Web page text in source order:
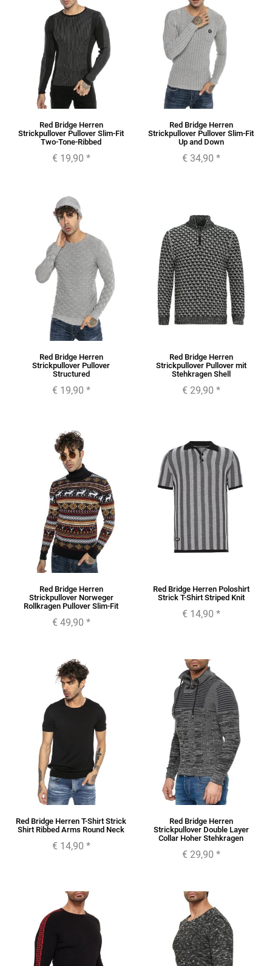
Red Bridge Herren
Strickpullover Pullover Slim-Fit
Two-Tone-Ribbed
€ 19,90 *
Red Bridge Herren
Strickpullover Pullover Slim-Fit
Up and Down
€ 34,90 *
Red Bridge Herren
Strickpullover Pullover
Structured
€ 19,90 *
Red Bridge Herren
Strickpullover Pullover mit
Stehkragen Shell
€ 29,90 *
Red Bridge Herren
Strickpullover Norweger
Rollkragen Pullover Slim-Fit
€ 49,90 *
Red Bridge Herren Poloshirt
Strick T-Shirt Striped Knit
€ 14,90 *
Red Bridge Herren T-Shirt Strick
Shirt Ribbed Arms Round Neck
€ 14,90 *
Red Bridge Herren
Strickpullover Double Layer
Collar Hoher Stehkragen
€ 29,90 *